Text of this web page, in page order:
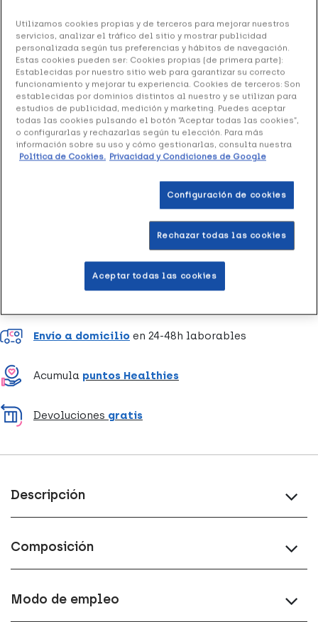
Arándano Rojo &Go, 30 Cápsulas
7.40 €
+ 15 puntos Healthies
Arándano Rojo &Goes un complemento alimenticio a
base de arándano rojo.
Envío a domicilio en 24-48h laborables
Acumula puntos Healthies
Devoluciones gratis
Descripción
Composición
Modo de empleo
Utilizamos cookies propias y de terceros para mejorar nuestros
servicios, analizar el tráfico del sitio y mostrar publicidad
personalizada según tus preferencias y hábitos de navegación.
Estas cookies pueden ser: Cookies propias (de primera parte):
Establecidas por nuestro sitio web para garantizar su correcto
funcionamiento y mejorar tu experiencia. Cookies de terceros: Son
establecidas por dominios distintos al nuestro y se utilizan para
estudios de publicidad, medición y marketing. Puedes aceptar
todas las cookies pulsando el botón “Aceptar todas las cookies”,
o configurarlas y rechazarlas según tu elección. Para más
información sobre su uso y cómo gestionarlas, consulta nuestra
Política de Cookies. Privacidad y Condiciones de Google
Configuración de cookies
Rechazar todas las cookies
Aceptar todas las cookies